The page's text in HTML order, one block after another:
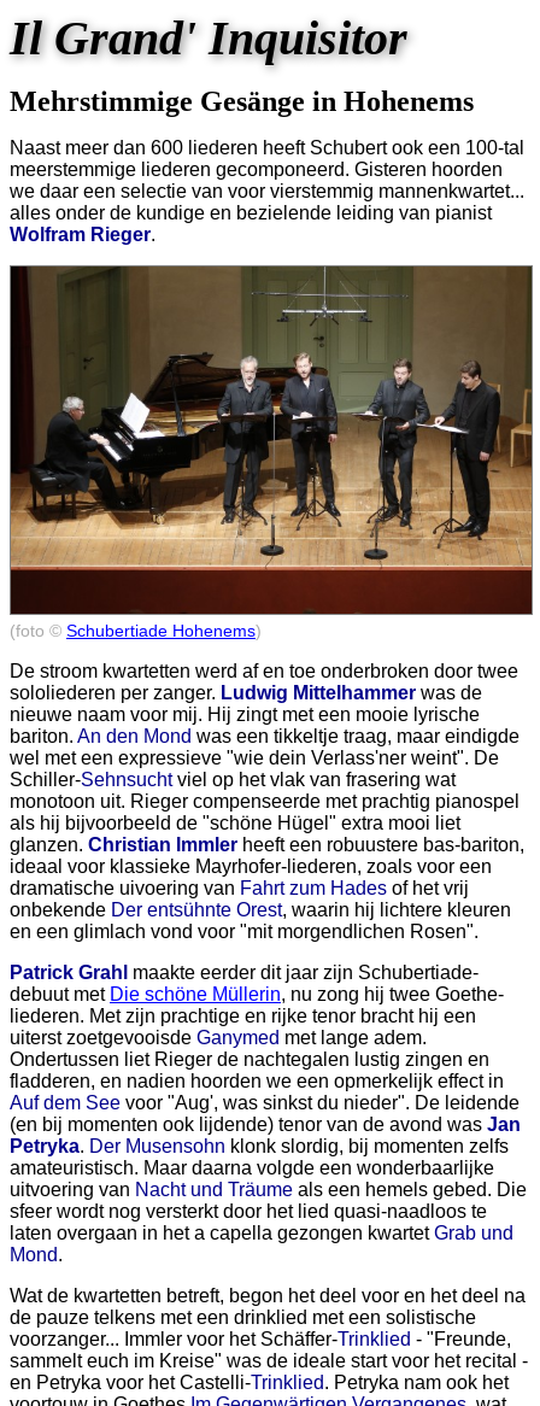
Il Grand' Inquisitor
Mehrstimmige Gesänge in Hohenems
Naast meer dan 600 liederen heeft Schubert ook een 100-tal
meerstemmige liederen gecomponeerd. Gisteren hoorden
we daar een selectie van voor vierstemmig mannenkwartet...
alles onder de kundige en bezielende leiding van pianist
Wolfram Rieger.
(foto © Schubertiade Hohenems)
De stroom kwartetten werd af en toe onderbroken door twee
sololiederen per zanger. Ludwig Mittelhammer was de
nieuwe naam voor mij. Hij zingt met een mooie lyrische
bariton. An den Mond was een tikkeltje traag, maar eindigde
wel met een expressieve "wie dein Verlass'ner weint". De
Schiller-Sehnsuchtviel op het vlak van frasering wat
monotoon uit. Rieger compenseerde met prachtig pianospel
als hij bijvoorbeeld de "schöne Hügel" extra mooi liet
glanzen. Christian Immler heeft een robuustere bas-bariton,
ideaal voor klassieke Mayrhofer-liederen, zoals voor een
dramatische uivoering van Fahrt zum Hades of het vrij
onbekende Der entsühnte Orest, waarin hij lichtere kleuren
en een glimlach vond voor "mit morgendlichen Rosen".
Patrick Grahl maakte eerder dit jaar zijn Schubertiade-
debuut met Die schöne Müllerin, nu zong hij twee Goethe-
liederen. Met zijn prachtige en rijke tenor bracht hij een
uiterst zoetgevooisde Ganymed met lange adem.
Ondertussen liet Rieger de nachtegalen lustig zingen en
fladderen, en nadien hoorden we een opmerkelijk effect in
Auf dem See voor "Aug', was sinkst du nieder". De leidende
(en bij momenten ook lijdende) tenor van de avond was Jan
Petryka. Der Musensohn klonk slordig, bij momenten zelfs
amateuristisch. Maar daarna volgde een wonderbaarlijke
uitvoering van Nacht und Träume als een hemels gebed. Die
sfeer wordt nog versterkt door het lied quasi-naadloos te
laten overgaan in het a capella gezongen kwartetGrab und
Mond.
Wat de kwartetten betreft, begon het deel voor en het deel na
de pauze telkens met een drinklied met een solistische
voorzanger... Immler voor het Schäffer-Trinklied - "Freunde,
sammelt euch im Kreise" was de ideale start voor het recital -
en Petryka voor het Castelli-Trinklied. Petryka nam ook het